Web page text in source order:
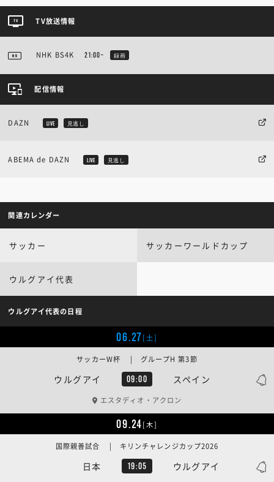
TV放送情報
NHK BS4K 21:00~ 録画
配信情報
DAZN LIVE 見逃し
ABEMA de DAZN LIVE 見逃し
関連カレンダー
サッカー サッカーワールドカップ
ウルグアイ代表
ウルグアイ代表の日程
06.27[土]
ウルグアイ 09:00 スペイン
サッカーW杯 | グループH 第3節
エスタディオ・アクロン
09.24[木]
日本 19:05 ウルグアイ
国際親善試合 | キリンチャレンジカップ2026